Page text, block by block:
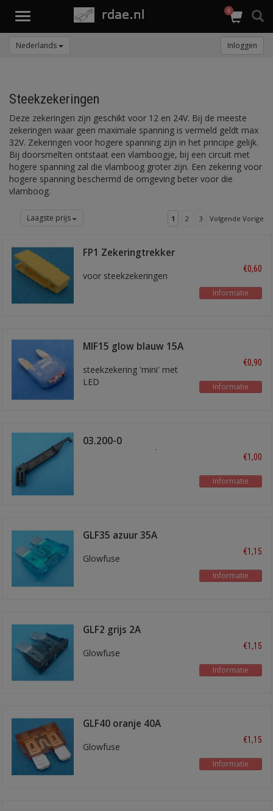
Toggle
0
Nederlands Inloggen
Steekzekeringen
Deze zekeringen zijn geschikt voor 12 en 24V. Bij de meeste
zekeringen waar geen maximale spanning is vermeld geldt max
32V. Zekeringen voor hogere spanning zijn in het principe gelijk.
Bij doorsmelten ontstaat een vlamboogje, bij een circuit met
hogere spanning zal die vlamboog groter zijn. Een zekering voor
hogere spanning beschermd de omgeving beter voor die
vlamboog.
Laagste prijs 1 2 3 Volgende Vorige
FP1 Zekeringtrekker
voor steekzekeringen
€0,60
Informatie
MIF15 glow blauw 15A
steekzekering 'mini' met
LED
€0,90
Informatie
03.200-0
Zekeringtrekker
€1,00
Informatie
GLF35 azuur 35A
Glowfuse
€1,15
Informatie
GLF2 grijs 2A
Glowfuse
€1,15
Informatie
GLF40 oranje 40A
Glowfuse
€1,15
Informatie